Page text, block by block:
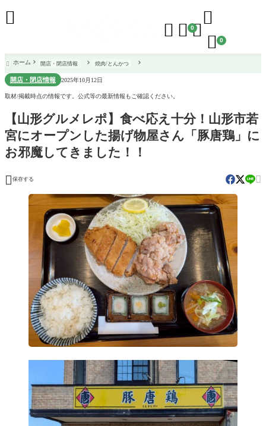
  0

 0

 ホーム 開店・閉店情報 焼肉/とんかつ
開店・閉店情報 2025年10月12日
取材/掲載時点の情報です。公式等の最新情報もご確認ください。
【山形グルメレポ】食べ応え十分！山形市若
宮にオープンした揚げ物屋さん「豚唐鶏」に
お邪魔してきました！！
 保存する 